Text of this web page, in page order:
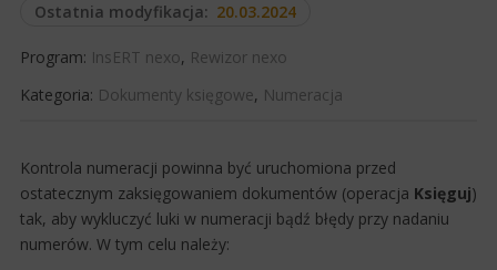
Ostatnia modyfikacja: 20.03.2024
Program: InsERT nexo, Rewizor nexo
Kategoria: Dokumenty księgowe, Numeracja
Kontrola numeracji powinna być uruchomiona przed
ostatecznym zaksięgowaniem dokumentów (operacja Księguj)
tak, aby wykluczyć luki w numeracji bądź błędy przy nadaniu
numerów. W tym celu należy: